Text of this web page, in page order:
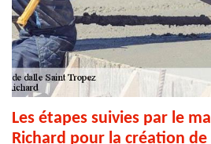
Les étapes suivies par le
Richard pour la création de